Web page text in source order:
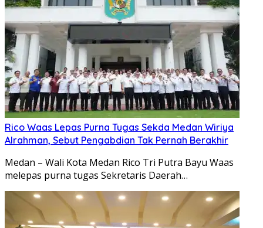
Rico Waas Lepas Purna Tugas Sekda Medan Wiriya
Alrahman, Sebut Pengabdian Tak Pernah Berakhir
Medan – Wali Kota Medan Rico Tri Putra Bayu Waas
melepas purna tugas Sekretaris Daerah…